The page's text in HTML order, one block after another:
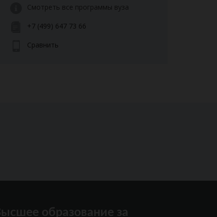
Смотреть все программы вуза
+7 (499) 647 73 66
Сравнить
образование за